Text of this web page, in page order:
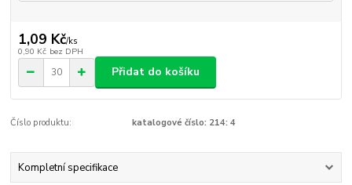
1,09 Kč/ks
0,90 Kč bez DPH
Přidat do košíku
Číslo produktu: katalogové číslo: 214: 4
Kompletní specifikace